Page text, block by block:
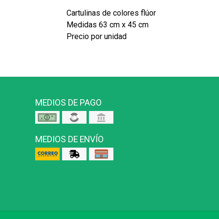
Cartulinas de colores flúor
Medidas 63 cm x 45 cm
Precio por unidad
MEDIOS DE PAGO
MEDIOS DE ENVÍO